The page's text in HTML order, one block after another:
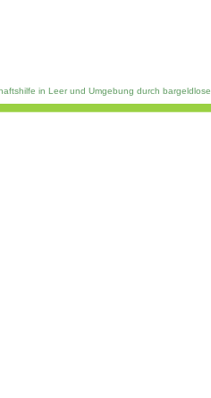
in Leer und Umgebung durch